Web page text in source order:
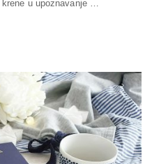
u upoznavanje …